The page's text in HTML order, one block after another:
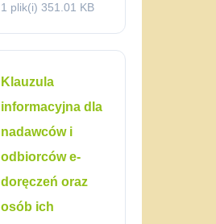
1 plik(i) 351.01 KB
Klauzula
informacyjna dla
nadawców i
odbiorców e-
doręczeń oraz
osób ich